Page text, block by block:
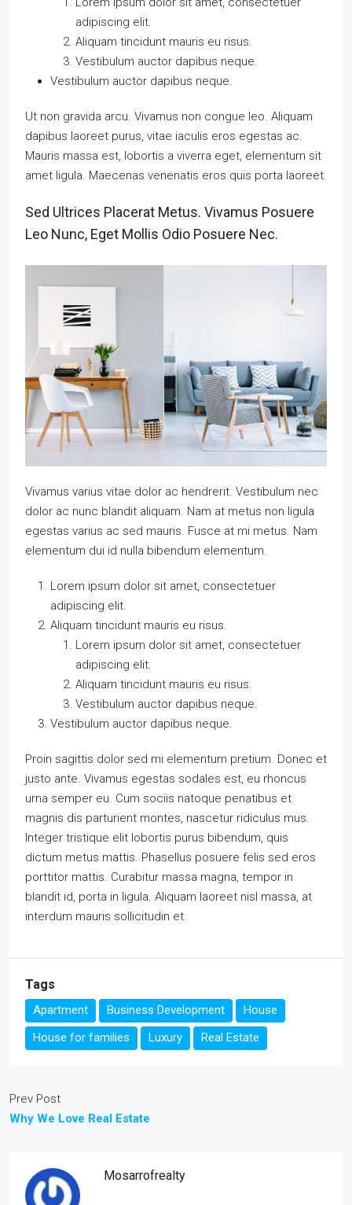
adipiscing elit.
Aliquam tincidunt mauris eu risus.
Vestibulum auctor dapibus neque.
Vestibulum auctor dapibus neque.
Ut non gravida arcu. Vivamus non congue leo. Aliquam
dapibus laoreet purus, vitae iaculis eros egestas ac.
Mauris massa est, lobortis a viverra eget, elementum sit
amet ligula. Maecenas venenatis eros quis porta laoreet.
Sed Ultrices Placerat Metus. Vivamus Posuere
Leo Nunc, Eget Mollis Odio Posuere Nec.
Vivamus varius vitae dolor ac hendrerit. Vestibulum nec
dolor ac nunc blandit aliquam. Nam at metus non ligula
egestas varius ac sed mauris. Fusce at mi metus. Nam
elementum dui id nulla bibendum elementum.
Lorem ipsum dolor sit amet, consectetuer
adipiscing elit.
Aliquam tincidunt mauris eu risus.
Lorem ipsum dolor sit amet, consectetuer
adipiscing elit.
Aliquam tincidunt mauris eu risus.
Vestibulum auctor dapibus neque.
Vestibulum auctor dapibus neque.
Proin sagittis dolor sed mi elementum pretium. Donec et
justo ante. Vivamus egestas sodales est, eu rhoncus
urna semper eu. Cum sociis natoque penatibus et
magnis dis parturient montes, nascetur ridiculus mus.
Integer tristique elit lobortis purus bibendum, quis
dictum metus mattis. Phasellus posuere felis sed eros
porttitor mattis. Curabitur massa magna, tempor in
blandit id, porta in ligula. Aliquam laoreet nisl massa, at
interdum mauris sollicitudin et.
Tags
Apartment Business Development
House
House for families
Luxury Real Estate
Prev Post
Why We Love Real Estate
Mosarrofrealty